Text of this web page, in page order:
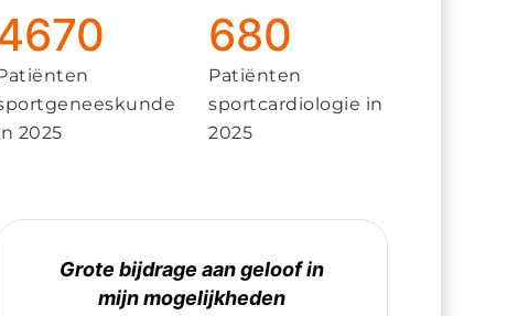
2025
680
Patiënten
sportcardiologie in
2025
Grote bijdrage aan geloof in
mijn mogelijkheden